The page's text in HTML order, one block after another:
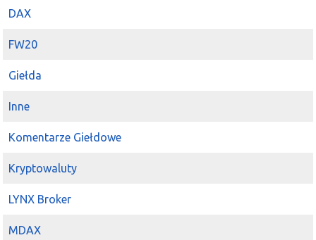
DAX
FW20
Giełda
Inne
Komentarze Giełdowe
Kryptowaluty
LYNX Broker
MDAX